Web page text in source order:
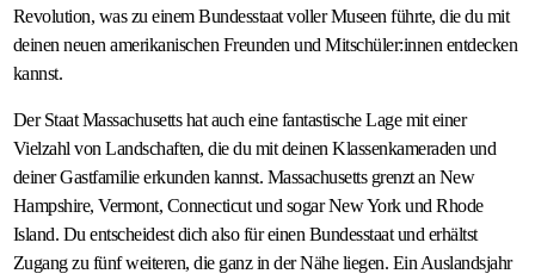
Revolution, was zu einem Bundesstaat voller Museen führte, die du mit
deinen neuen amerikanischen Freunden und Mitschüler:innen entdecken
kannst.
Der Staat Massachusetts hat auch eine fantastische Lage mit einer
Vielzahl von Landschaften, die du mit deinen Klassenkameraden und
deiner Gastfamilie erkunden kannst. Massachusetts grenzt an New
Hampshire, Vermont, Connecticut und sogar New York und Rhode
Island. Du entscheidest dich also für einen Bundesstaat und erhältst
Zugang zu fünf weiteren, die ganz in der Nähe liegen. Ein Auslandsjahr